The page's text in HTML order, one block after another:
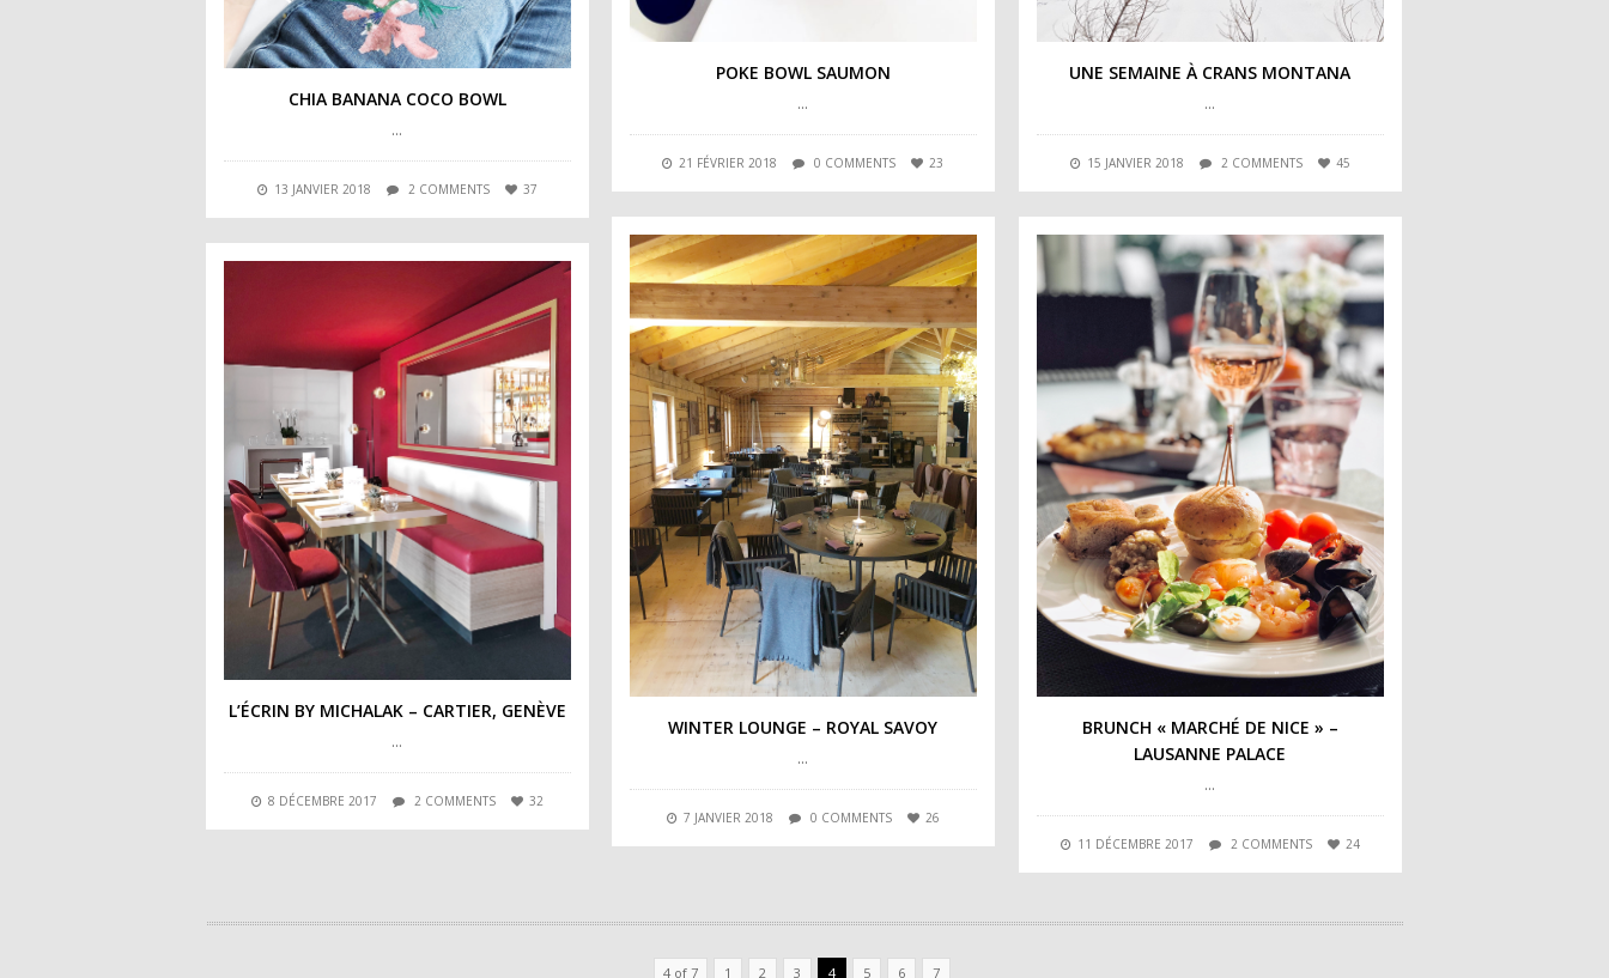
POKE BOWL SAUMON
…
21 FÉVRIER 2018 0 COMMENTS 23
UNE SEMAINE À CRANS MONTANA
…
15 JANVIER 2018 2 COMMENTS 45
CHIA BANANA COCO BOWL
…
13 JANVIER 2018 2 COMMENTS 37
WINTER LOUNGE – ROYAL SAVOY
…
7 JANVIER 2018 0 COMMENTS 26
BRUNCH « MARCHÉ DE NICE » –
LAUSANNE PALACE
…
11 DÉCEMBRE 2017 2 COMMENTS 24
L’ÉCRIN BY MICHALAK – CARTIER, GENÈVE
…
8 DÉCEMBRE 2017 2 COMMENTS 32
4 of 7 1 2 3 4 5 6 7